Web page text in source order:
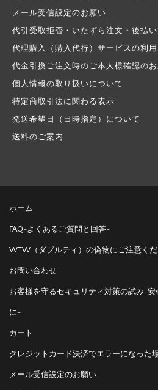
メール受信設定のお願い
代引受取拒否・いたずら注文・後払
代理購入（購入代行）サービスの利
代金引換ご注文時のご本人様確認の
個人情報の取り扱いについて
特定商取引法に関わる表示
発送希望日（日時指定）について
送料のご案内
ホーム
FAQ-よくあるご質問と回答-
WTW（ダブルティ）の偽物にご注意く
お問い合わせ
お客様を守るセキュリティ対策の試み-
に-
カート
クレジットカード決済でエラーになった
メール受信設定のお願い